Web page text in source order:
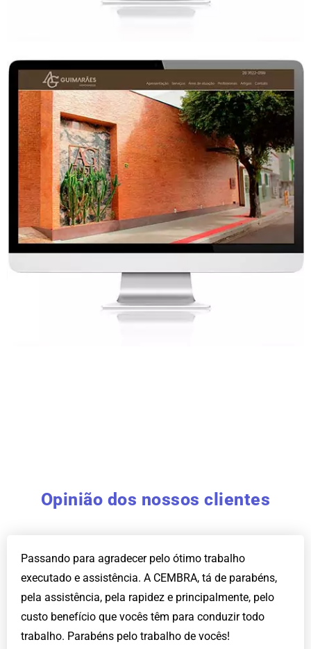
Opinião dos nossos clientes
Passando para agradecer pelo ótimo trabalho
executado e assistência. A CEMBRA, tá de parabéns,
pela assistência, pela rapidez e principalmente, pelo
custo benefício que vocês têm para conduzir todo
trabalho. Parabéns pelo trabalho de vocês!